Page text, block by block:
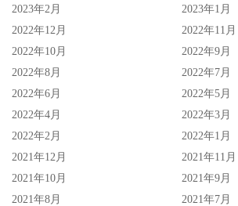
2023年2月
2023年1月
2022年12月
2022年11月
2022年10月
2022年9月
2022年8月
2022年7月
2022年6月
2022年5月
2022年4月
2022年3月
2022年2月
2022年1月
2021年12月
2021年11月
2021年10月
2021年9月
2021年8月
2021年7月